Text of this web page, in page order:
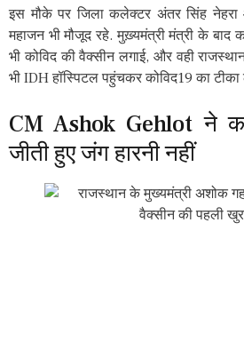
इस मौके पर जिला कलेक्टर अंतर सिंह नेहरा
महाजन भी मौजूद रहे. मुख़्यमंत्री मंत्री के
भी कोविद की वैक्सीन लगाई, और वही
भी IDH हॉस्पिटल पहुंचकर कोविद19 का टीका
CM Ashok Gehlot ने
जीती हुए जंग हारनी नहीं